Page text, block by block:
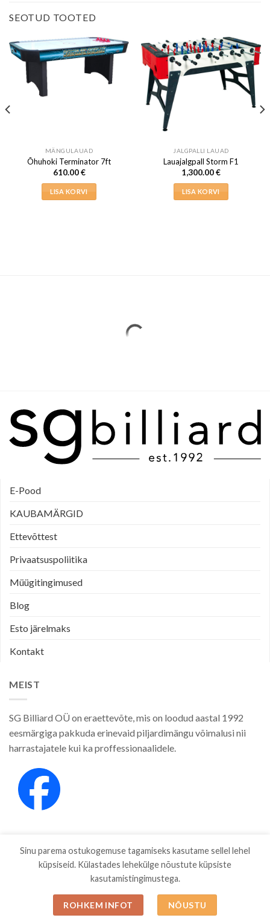
SEOTUD TOOTED
MÄNGULAUAD
Õhuhoki Terminator 7ft
610.00€
LISA KORVI
JALGPALLI LAUAD
Lauajalgpall Storm F1
1,300.00€
LISA KORVI
E-Pood
KAUBAMÄRGID
Ettevõttest
Privaatsuspoliitika
Müügitingimused
Blog
Esto järelmaks
Kontakt
MEIST
SG Billiard OÜ on eraettevõte, mis on loodud aastal 1992
eesmärgiga pakkuda erinevaid piljardimängu võimalusi nii
harrastajatele kui ka proffessionaalidele.
KAUBAMÄRGID ETTEVÕTTEST
PRIVAATSUSPOLIITIKA
Copyright 2026 © SGBILLIARD
Sinu parema ostukogemuse tagamiseks kasutame sellel lehel
küpsiseid. Külastades lehekülge nõustute küpsiste
kasutamistingimustega.
ROHKEM INFOT NÕUSTU